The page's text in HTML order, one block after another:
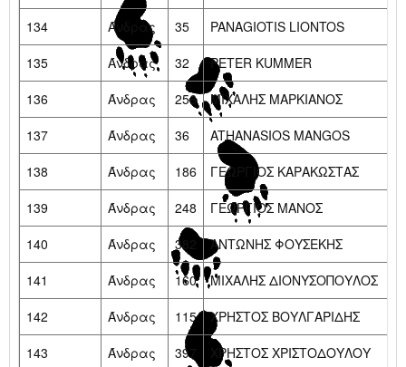
134
Άνδρας 35
PANAGIOTIS LIONTOS
135
Άνδρας 32
PETER KUMMER
136
Άνδρας 256
ΜΙΧΑΛΗΣ ΜΑΡΚΙΑΝΟΣ
137
Άνδρας 36
ATHANASIOS MANGOS
138
Άνδρας 186
ΓΕΩΡΓΙΟΣ ΚΑΡΑΚΩΣΤΑΣ
139
Άνδρας 248
ΓΕΩΡΓΙΟΣ ΜΑΝΟΣ
140
Άνδρας 382
ΑΝΤΩΝΗΣ ΦΟΥΣΕΚΗΣ
141
Άνδρας 160
ΜΙΧΑΛΗΣ ΔΙΟΝΥΣΟΠΟΥΛΟΣ
142
Άνδρας 115
ΧΡΗΣΤΟΣ ΒΟΥΛΓΑΡΙΔΗΣ
143
Άνδρας 397
ΧΡΗΣΤΟΣ ΧΡΙΣΤΟΔΟΥΛΟΥ